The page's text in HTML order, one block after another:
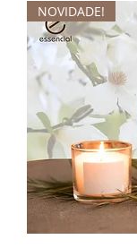
NOVIDADE!